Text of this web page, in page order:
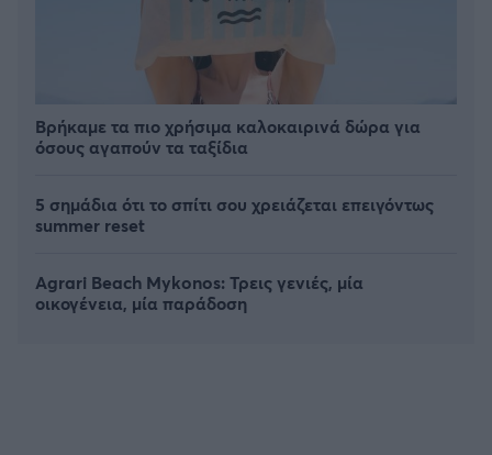
Βρήκαμε τα πιο χρήσιμα καλοκαιρινά δώρα για
όσους αγαπούν τα ταξίδια
5 σημάδια ότι το σπίτι σου χρειάζεται επειγόντως
summer reset
Agrari Beach Mykonos: Τρεις γενιές, μία
οικογένεια, μία παράδοση